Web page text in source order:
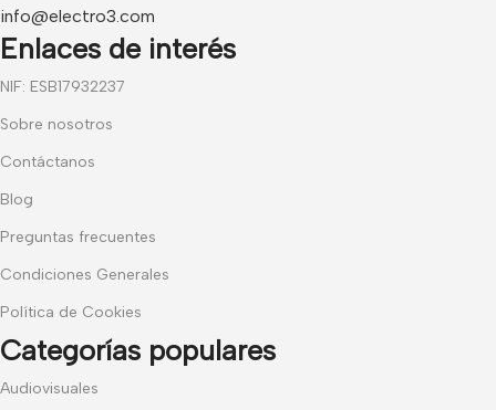
info@electro3.com
Enlaces de interés
NIF: ESB17932237
Sobre nosotros
Contáctanos
Blog
Preguntas frecuentes
Condiciones Generales
Política de Cookies
Categorías populares
Audiovisuales